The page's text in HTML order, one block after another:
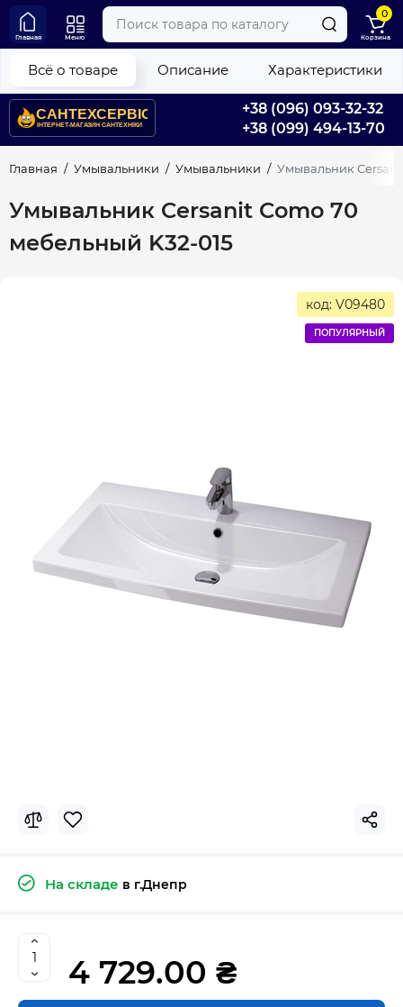
+38 (096) 093-32-32
+38 (099) 494-13-70
Главная Меню
0
Корзина
Главная Умывальники Умывальники Умывальник
Умывальник Cersanit Como 70
мебельный K32-015
Всё о товаре Описание Характеристики
код: V09480
ПОПУЛЯРНЫЙ
На складе в г.Днепр
4 729.00 ₴